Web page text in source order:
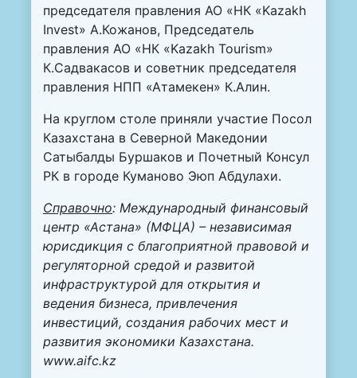
председателя правления АО «НК «Kazakh
Invest» А.Кожанов, Председатель
правления АО «НК «Kazakh Tourism»
К.Садвакасов и советник председателя
правления НПП «Атамекен» К.Алин.
На круглом столе приняли участие Посол
Казахстана в Северной Македонии
Сатыбалды Буршаков и Почетный Консул
РК в городе Куманово Эюп Абдулахи.
Справочно: Международный финансовый
центр «Астана» (МФЦА) – независимая
юрисдикция с благоприятной правовой и
регуляторной средой и развитой
инфраструктурой для открытия и
ведения бизнеса, привлечения
инвестиций, создания рабочих мест и
развития экономики Казахстана.
www.aifc.kz